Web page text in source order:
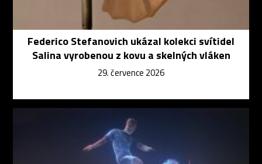
Federico Stefanovich ukázal kolekci svítidel
Salina vyrobenou z kovu a skelných vláken
29. července 2026